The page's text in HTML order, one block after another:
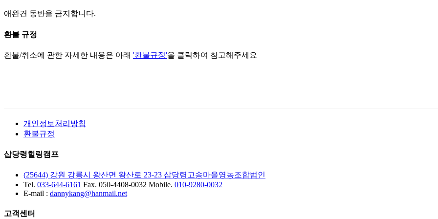
애완견 동반을 금지합니다.
환불 규정
환불/취소에 관한 자세한 내용은 아래 '환불규정'을 클릭하여 참고해주세요
개인정보처리방침
환불규정
삽당령힐링캠프
(25644) 강원 강릉시 왕산면 왕산로 23-23 삽당령고송마을영농조합법인
Tel. 033-644-6161 Fax. 050-4408-0032 Mobile. 010-9280-0032
E-mail : dannykang@hanmail.net
고객센터